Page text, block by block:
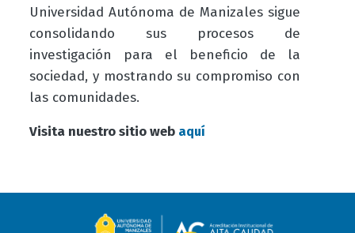
Universidad Autónoma de Manizales sigue
consolidando sus procesos de
investigación para el beneficio de la
sociedad, y mostrando su compromiso con
las comunidades.
Visita nuestro sitio web aquí